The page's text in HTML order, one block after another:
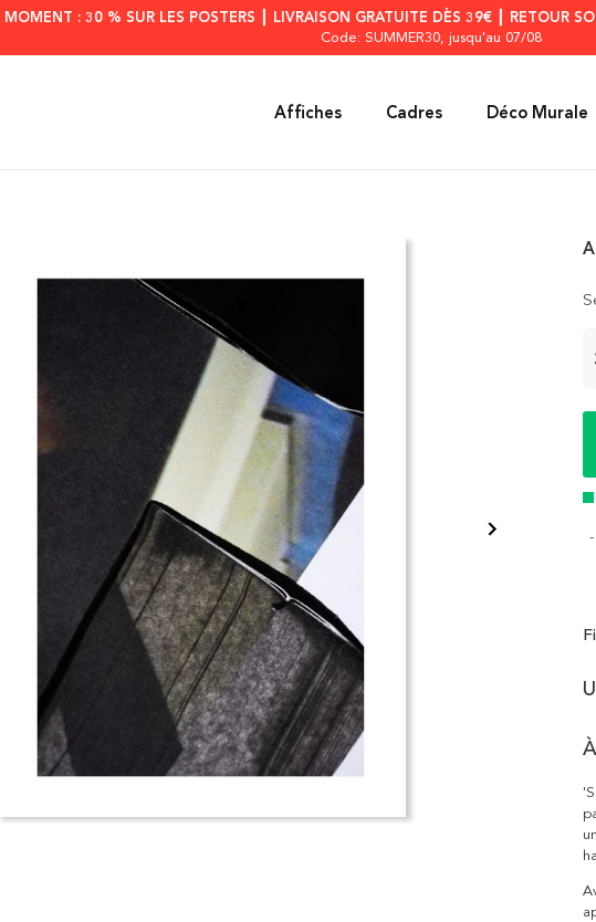
MOMENT : 30 % SUR LES POSTERS ┃ LIVRAISON GRATUITE DÈS 39€ ┃ RETOUR
Code: SUMMER30, jusqu'au 07/08
Affiches Cadres Déco Murale